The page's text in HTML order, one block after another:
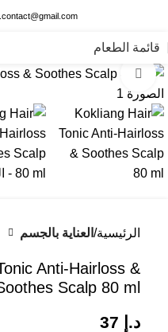
قائمة الطعام
انقر للتكبير
الرئيسية العناية بالجسم
Anti-Hairloss &
Scalp 80 ml
د.إ